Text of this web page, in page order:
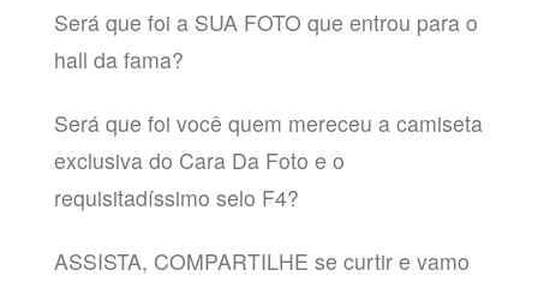
Será que foi a SUA FOTO que entrou para o
hall da fama?
Será que foi você quem mereceu a camiseta
exclusiva do Cara Da Foto e o
requisitadíssimo selo F4?
ASSISTA, COMPARTILHE se curtir e vamo